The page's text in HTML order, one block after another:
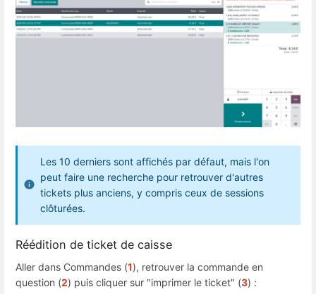
Les 10 derniers sont affichés par défaut, mais l'on
peut faire une recherche pour retrouver d'autres
tickets plus anciens, y compris ceux de sessions
clôturées.
Réédition de ticket de caisse
Aller dans Commandes (1), retrouver la commande en
question (2) puis cliquer sur "imprimer le ticket" (3) :